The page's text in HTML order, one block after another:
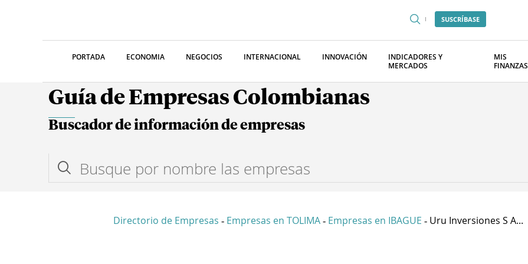
SUSCRÍBASE
PORTADA ECONOMIA NEGOCIOS INTERNACIONAL INNOVACIÓN
INDICADORES Y
MERCADOS
MIS
FINANZAS
Guía de Empresas Colombianas
Buscador de información de empresas
Directorio de Empresas - Empresas en TOLIMA - Empresas en IBAGUE - Uru Inversiones S A...